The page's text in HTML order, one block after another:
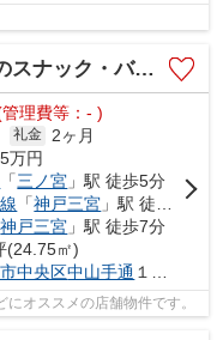
ク・バー向き物件
理費等：- )
礼金 2ヶ月
万円
「三ノ宮 」駅 徒歩5分
「神戸三宮 」駅 徒歩5分
神戸三宮 」駅 徒歩7分
(24.75㎡)
中央区中山手通 １丁目4-7
オススメの店舗物件です。